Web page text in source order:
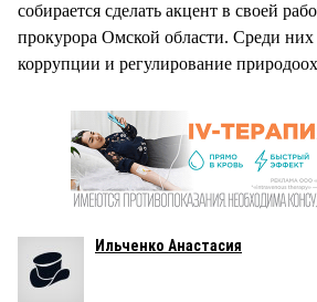
собирается сделать акцент в своей
прокурора Омской области. Среди них
коррупции и регулирование
Ильченко Анастасия